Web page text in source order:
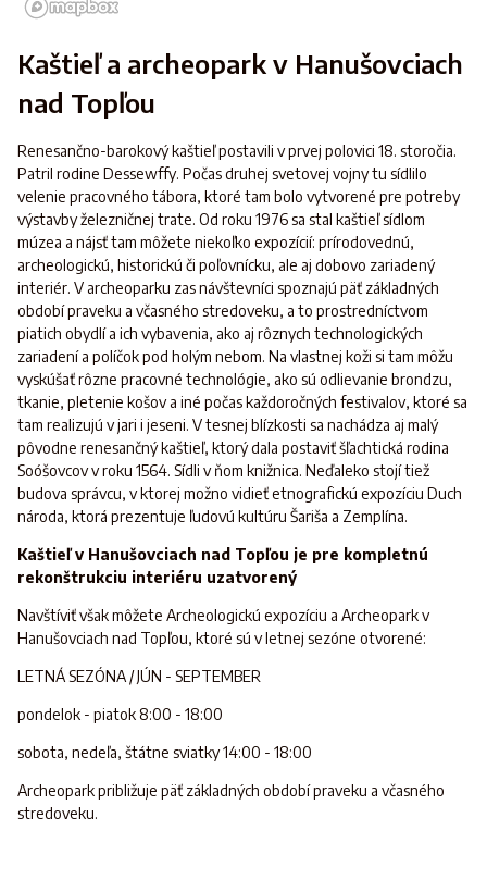
Kaštieľ a archeopark v Hanušovciach
nad Topľou
Renesančno-barokový kaštieľ postavili v prvej polovici 18. storočia.
Patril rodine Dessewffy. Počas druhej svetovej vojny tu sídlilo
velenie pracovného tábora, ktoré tam bolo vytvorené pre potreby
výstavby železničnej trate. Od roku 1976 sa stal kaštieľ sídlom
múzea a nájsť tam môžete niekoľko expozícií: prírodovednú,
archeologickú, historickú či poľovnícku, ale aj dobovo zariadený
interiér. V archeoparku zas návštevníci spoznajú päť základných
období praveku a včasného stredoveku, a to prostredníctvom
piatich obydlí a ich vybavenia, ako aj rôznych technologických
zariadení a políčok pod holým nebom. Na vlastnej koži si tam môžu
vyskúšať rôzne pracovné technológie, ako sú odlievanie brondzu,
tkanie, pletenie košov a iné počas každoročných festivalov, ktoré sa
tam realizujú v jari i jeseni. V tesnej blízkosti sa nachádza aj malý
pôvodne renesančný kaštieľ, ktorý dala postaviť šľachtická rodina
Soóšovcov v roku 1564. Sídli v ňom knižnica. Neďaleko stojí tiež
budova správcu, v ktorej možno vidieť etnografickú expozíciu Duch
národa, ktorá prezentuje ľudovú kultúru Šariša a Zemplína.
Kaštieľ v Hanušovciach nad Topľou je pre kompletnú
rekonštrukciu interiéru uzatvorený
Navštíviť však môžete Archeologickú expozíciu a Archeopark v
Hanušovciach nad Topľou, ktoré sú v letnej sezóne otvorené:
LETNÁ SEZÓNA / JÚN - SEPTEMBER
pondelok - piatok 8:00 - 18:00
sobota, nedeľa, štátne sviatky 14:00 - 18:00
Archeopark približuje päť základných období praveku a včasného
stredoveku.